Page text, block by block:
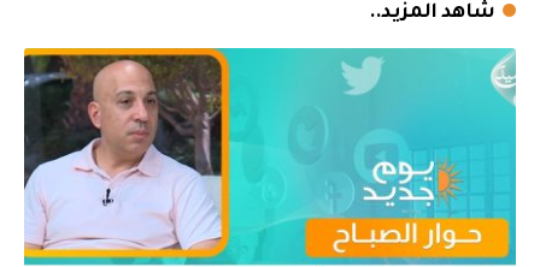
شاهد المزيد..